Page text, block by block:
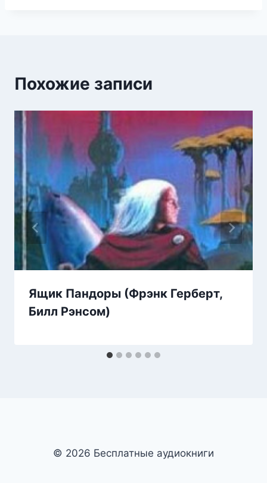
Похожие записи
Ящик Пандоры (Фрэнк Герберт,
Билл Рэнсом)
© 2026 Бесплатные аудиокниги